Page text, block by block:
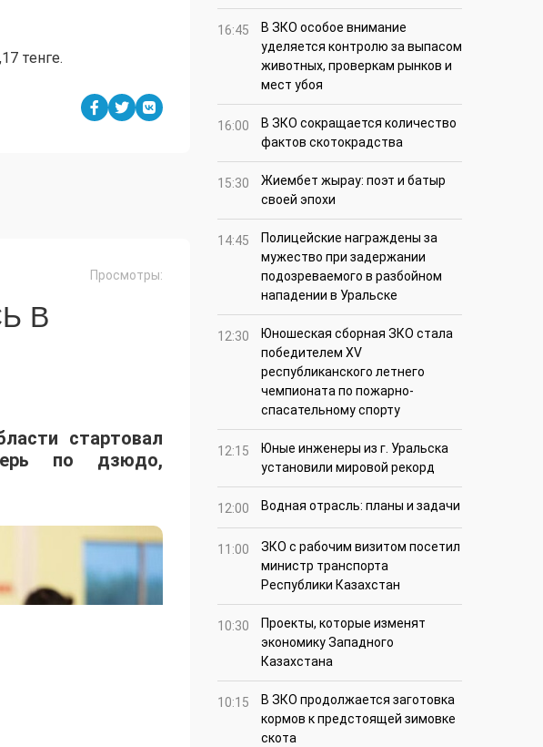
тенге.
Просмотры:
В
стартовал
по дзюдо,
16:45
В ЗКО особое внимание
уделяется контролю за выпасом
животных, проверкам рынков и
мест убоя
16:00
В ЗКО сокращается количество
фактов скотокрадства
15:30
Жиембет жырау: поэт и батыр
своей эпохи
14:45
Полицейские награждены за
мужество при задержании
подозреваемого в разбойном
нападении в Уральске
12:30
Юношеская сборная ЗКО стала
победителем XV
республиканского летнего
чемпионата по пожарно-
спасательному спорту
12:15
Юные инженеры из г. Уральска
установили мировой рекорд
12:00 Водная отрасль: планы и задачи
11:00
ЗКО с рабочим визитом посетил
министр транспорта
Республики Казахстан
10:30
Проекты, которые изменят
экономику Западного
Казахстана
10:15
В ЗКО продолжается заготовка
кормов к предстоящей зимовке
скота